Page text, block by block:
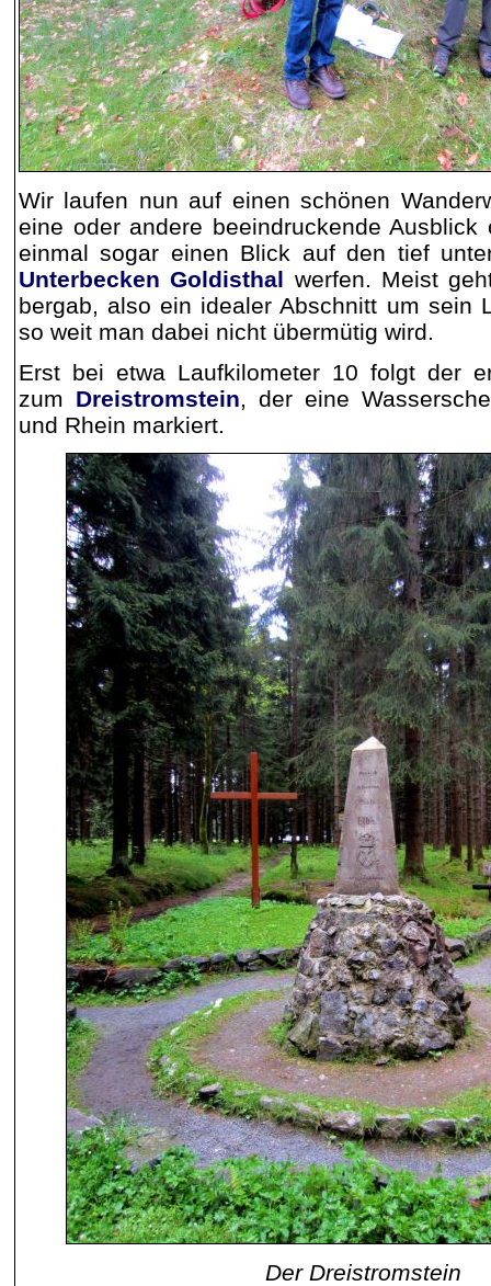
Wir laufen nun auf einen schönen
eine oder andere beeindruckende
einmal sogar einen Blick auf den tief
Unterbecken Goldisthal werfen. Meist
bergab, also ein idealer Abschnitt um sein
so weit man dabei nicht übermütig wird.
Erst bei etwa Laufkilometer 10 folgt der
zum Dreistromstein, der eine
und Rhein markiert.
Der Dreistromstein